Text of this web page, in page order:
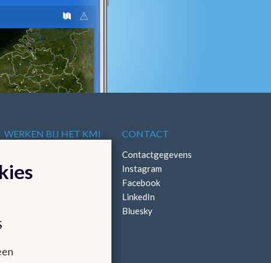
WERKEN BIJ HET KMI
Stages
CONTACT
Contactgegevens
Instagram
Facebook
LinkedIn
Bluesky